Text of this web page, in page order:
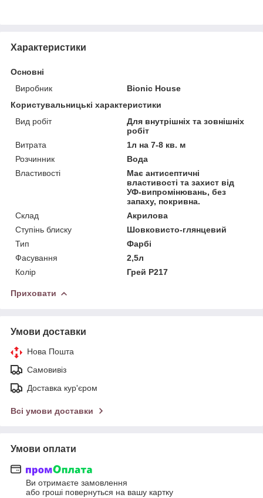
Характеристики
Основні
Виробник
Bionic House
Користувальницькі характеристики
Вид робіт
Для внутрішніх та зовнішніх
робіт
Витрата
1л на 7-8 кв. м
Розчинник
Вода
Властивості
Має антисептичні
властивості та захист від
УФ-випромінювань, без
запаху, покривна.
Склад
Акрилова
Ступінь блиску
Шовковисто-глянцевий
Тип
Фарбі
Фасування
2,5л
Колір
Грей Р217
Приховати
Умови доставки
Нова Пошта
Самовивіз
Доставка кур'єром
Всі умови доставки
Умови оплати
Ви отримаєте замовлення
або гроші повернуться на вашу картку